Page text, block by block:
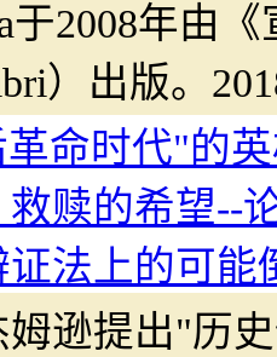
于2008年由
）出版。
命时代"的
救赎的希望--
法上的可能
逊提出"历